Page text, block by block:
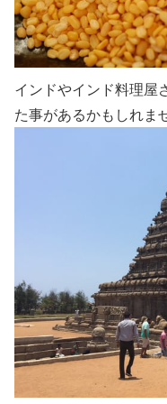
インドやインド料理屋
た事があるかもしれま